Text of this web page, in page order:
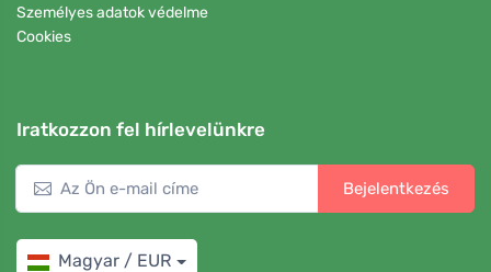
Személyes adatok védelme
Cookies
Iratkozzon fel hírlevelünkre
Bejelentkezés
Magyar / EUR